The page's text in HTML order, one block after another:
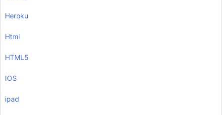
Heroku
Html
HTML5
IOS
ipad